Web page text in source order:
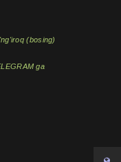
(bosing)
ga